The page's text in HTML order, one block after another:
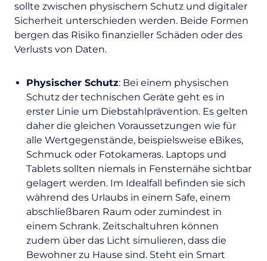
sollte zwischen physischem Schutz und digitaler
Sicherheit unterschieden werden. Beide Formen
bergen das Risiko finanzieller Schäden oder des
Verlusts von Daten.
Physischer Schutz: Bei einem physischen
Schutz der technischen Geräte geht es in
erster Linie um Diebstahlprävention. Es gelten
daher die gleichen Voraussetzungen wie für
alle Wertgegenstände, beispielsweise eBikes,
Schmuck oder Fotokameras. Laptops und
Tablets sollten niemals in Fensternähe sichtbar
gelagert werden. Im Idealfall befinden sie sich
während des Urlaubs in einem Safe, einem
abschließbaren Raum oder zumindest in
einem Schrank. Zeitschaltuhren können
zudem über das Licht simulieren, dass die
Bewohner zu Hause sind. Steht ein Smart